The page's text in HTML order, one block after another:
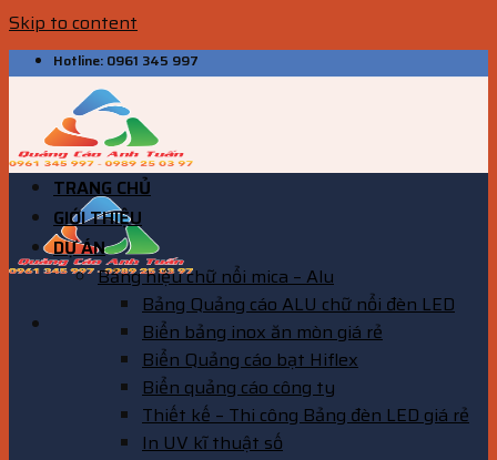
Skip to content
Hotline: 0961 345 997
TRANG CHỦ
GIỚI THIỆU
DỰ ÁN
Bảng hiệu chữ nổi mica – Alu
Bảng Quảng cáo ALU chữ nổi đèn LED
Biển bảng inox ăn mòn giá rẻ
Biển Quảng cáo bạt Hiflex
Biển quảng cáo công ty
Thiết kế – Thi công Bảng đèn LED giá rẻ
In UV kĩ thuật số